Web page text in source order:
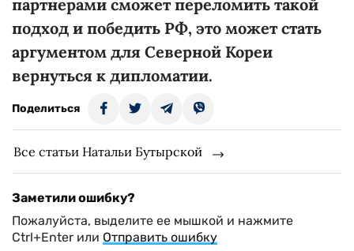
партнерами сможет переломить такой
подход и победить РФ, это может стать
аргументом для Северной Кореи
вернуться к дипломатии.
Поделиться
Все статьи Натальи Бутырской
Заметили ошибку?
Пожалуйста, выделите ее мышкой и нажмите
Ctrl+Enter или Отправить ошибку